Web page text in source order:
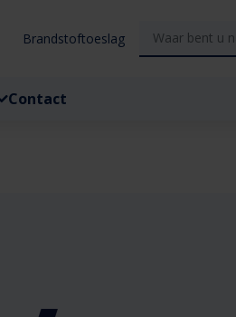
Brandstoftoeslag
Contact